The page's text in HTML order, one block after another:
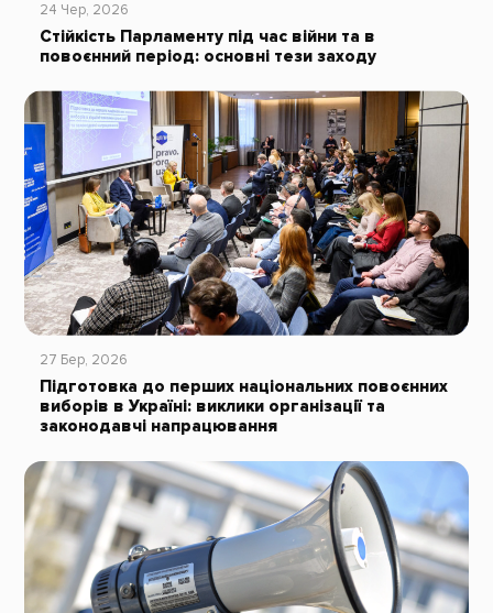
24 Чер, 2026
Стійкість Парламенту під час війни та в
повоєнний період: основні тези заходу
27 Бер, 2026
Підготовка до перших національних повоєнних
виборів в Україні: виклики організації та
законодавчі напрацювання